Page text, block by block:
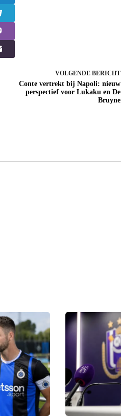
VOLGENDE BERICHT
Conte vertrekt bij Napoli: nieuw
perspectief voor Lukaku en De
Bruyne